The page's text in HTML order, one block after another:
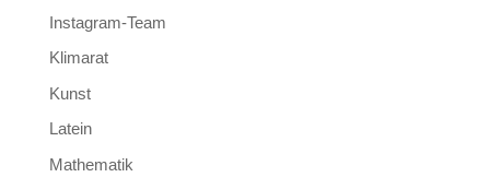
Instagram-Team
Klimarat
Kunst
Latein
Mathematik